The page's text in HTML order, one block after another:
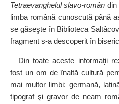
Tetraevanghelul slavo‑român din
limba română cunoscută până
se găseşte în Biblioteca
fragment s‑a descoperit în
Din toate aceste informaţii
fost un om de înaltă cultură
mai multor limbi: germană,
tipograf şi gravor de neam